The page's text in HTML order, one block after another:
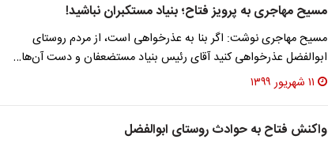
مسیح مهاجری به پرویز فتاح؛ بنیاد مستکبران نباشید!
مسیح مهاجری نوشت: اگر بنا به عذرخواهی است، از مردم روستای
ابوالفضل عذرخواهی کنید آقای رئیس بنیاد مستضعفان و دست آن‌ها…
۱۱ شهریور ۱۳۹۹
واکنش فتاح به حوادث روستای ابوالفضل